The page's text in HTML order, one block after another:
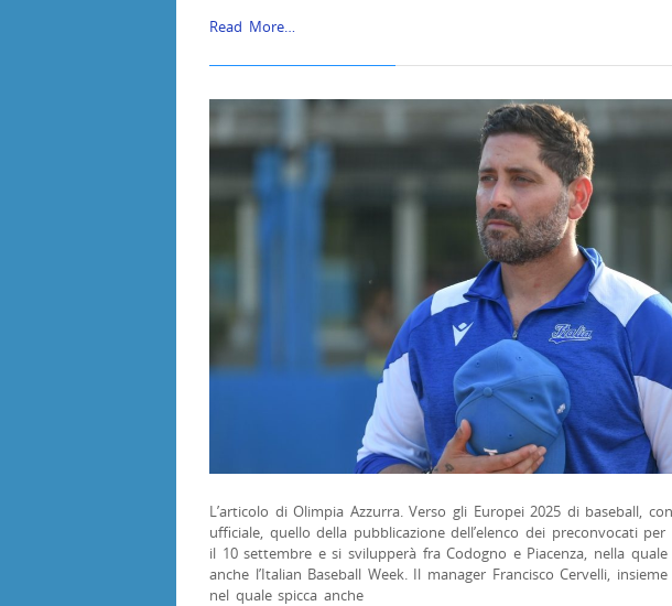
Read More…
L’articolo di Olimpia Azzurra. Verso gli Europei 2025 di baseball,
ufficiale, quello della pubblicazione dell’elenco dei preconvocati
il 10 settembre e si svilupperà fra Codogno e Piacenza, nella
anche l’Italian Baseball Week. Il manager Francisco Cervelli,
nel quale spicca anche